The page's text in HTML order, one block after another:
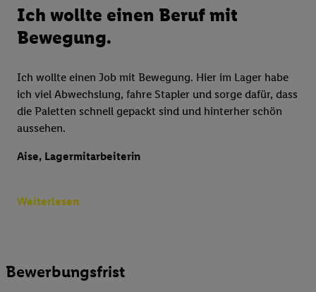
Ich wollte einen Beruf mit
Bewegung.
Ich wollte einen Job mit Bewegung. Hier im Lager habe
ich viel Abwechslung, fahre Stapler und sorge dafür, dass
die Paletten schnell gepackt sind und hinterher schön
aussehen.
Aise, Lagermitarbeiterin
Weiterlesen
Bewerbungsfrist